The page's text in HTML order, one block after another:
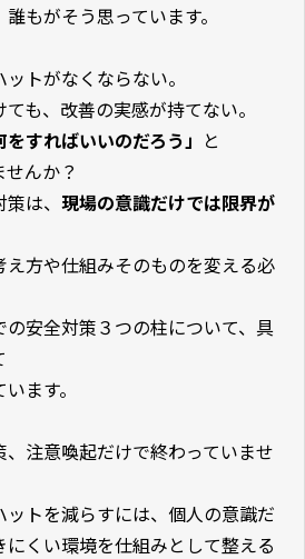
もがそう思っています。
トがなくならない。
も、改善の実感が持てない。
すればいいのだろう」 と
んか？
は、 現場の意識だけでは限界が
方や仕組みそのものを変える必
の安全対策３つの柱について、具
ます。
注意喚起だけで終わっていませ
トを減らすには、個人の意識だ
くい環境を仕組みとして整える